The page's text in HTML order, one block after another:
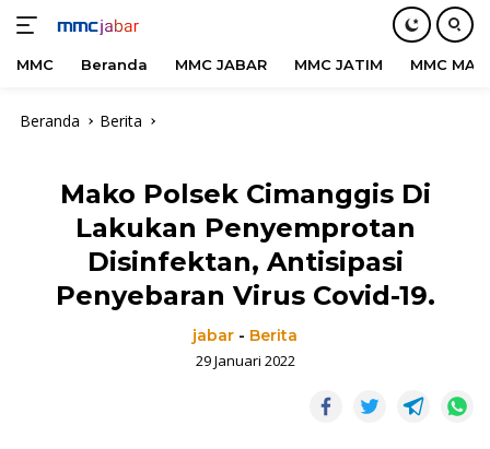
MMC Beranda MMC JABAR MMC JATIM MMC
Beranda Berita
Mako Polsek Cimanggis Di
Lakukan Penyemprotan
Disinfektan, Antisipasi
Penyebaran Virus Covid-19.
jabar - Berita
29 Januari 2022